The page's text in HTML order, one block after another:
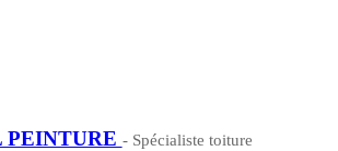
PEINTURE - Spécialiste toiture